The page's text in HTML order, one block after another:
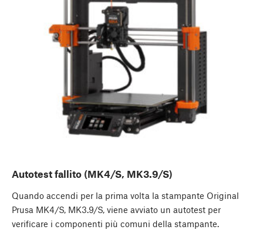
Autotest fallito (MK4/S, MK3.9/S)
Quando accendi per la prima volta la stampante Original
Prusa MK4/S, MK3.9/S, viene avviato un autotest per
verificare i componenti più comuni della stampante.